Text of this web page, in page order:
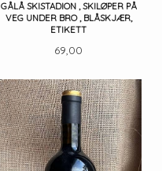
GÅLÅ SKISTADION , SKILØPER PÅ
VEG UNDER BRO , BLÅSKJÆR,
ETIKETT
Pris
69,00